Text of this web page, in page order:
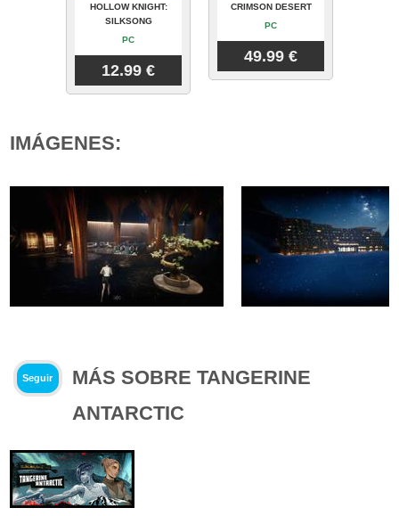
HOLLOW KNIGHT:
SILKSONG
PC
12.99 €
CRIMSON DESERT
PC
49.99 €
IMÁGENES:
Seguir
MÁS SOBRE TANGERINE
ANTARCTIC